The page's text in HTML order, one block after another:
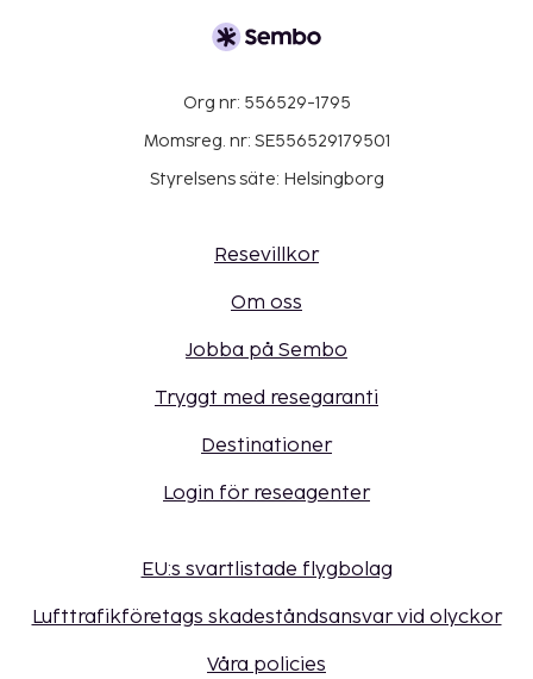
Org nr: 556529-1795
Momsreg. nr: SE556529179501
Styrelsens säte: Helsingborg
Resevillkor
Om oss
Jobba på Sembo
Tryggt med resegaranti
Destinationer
Login för reseagenter
EU:s svartlistade flygbolag
Lufttrafikföretags skadeståndsansvar vid olyckor
Våra policies